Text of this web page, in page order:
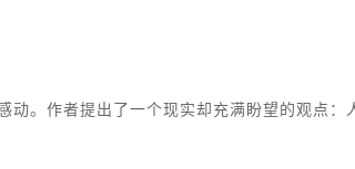
动。作者提出了一个现实却充满盼望的观点